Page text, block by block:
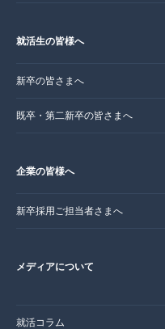
就活生の皆様へ
新卒の皆さまへ
既卒・第二新卒の皆さまへ
企業の皆様へ
新卒採用ご担当者さまへ
メディアについて
就活コラム